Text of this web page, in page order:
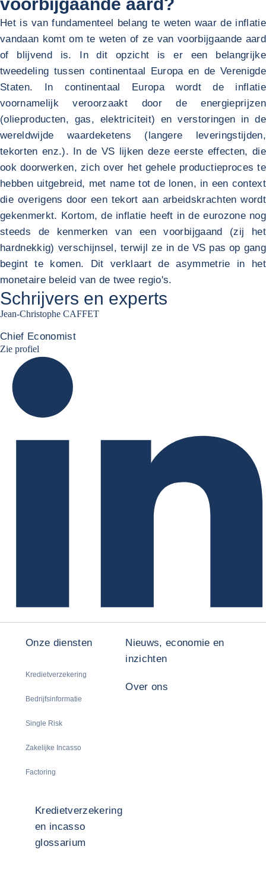
Het is van fundamenteel belang te weten waar de inflatie
vandaan komt om te weten of ze van voorbijgaande aard
of blijvend is. In dit opzicht is er een belangrijke
tweedeling tussen continentaal Europa en de Verenigde
Staten. In continentaal Europa wordt de inflatie
voornamelijk veroorzaakt door de energieprijzen
(olieproducten, gas, elektriciteit) en verstoringen in de
wereldwijde waardeketens (langere leveringstijden,
tekorten enz.). In de VS lijken deze eerste effecten, die
ook doorwerken, zich over het gehele productieproces te
hebben uitgebreid, met name tot de lonen, in een context
die overigens door een tekort aan arbeidskrachten wordt
gekenmerkt. Kortom, de inflatie heeft in de eurozone nog
steeds de kenmerken van een voorbijgaand (zij het
hardnekkig) verschijnsel, terwijl ze in de VS pas op gang
begint te komen. Dit verklaart de asymmetrie in het
monetaire beleid van de twee regio's.
Schrijvers en experts
Jean-Christophe CAFFET
Chief Economist
Zie profiel
Onze diensten
Kredietverzekering
Bedrijfsinformatie
Single Risk
Zakelijke Incasso
Factoring
Nieuws, economie en
inzichten
Over ons
Kredietverzekering
en incasso
glossarium